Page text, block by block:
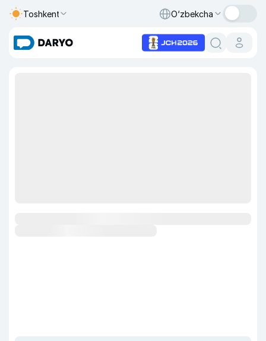
Toshkent O‘zbekcha